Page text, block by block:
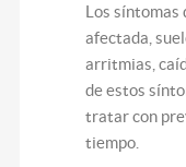
Los síntomas
afectada,
arritmias,
de estos
tratar con
tiempo.